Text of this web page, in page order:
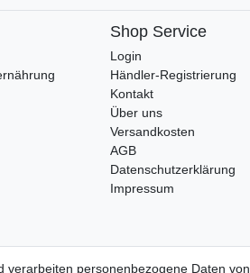
Shop Service
Login
Händler-Registrierung
Kontakt
Über uns
Versandkosten
AGB
Datenschutzerklärung
Impressum
verarbeiten personenbezogene Daten von